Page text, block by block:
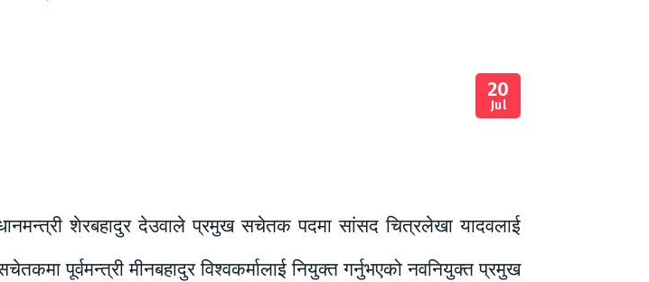
20
Jul
शेरबहादुर देउवाले प्रमुख सचेतक पदमा सांसद चित्रलेखा यादवलाई
पूर्वमन्त्री मीनबहादुर विश्वकर्मालाई नियुक्त गर्नुभएको नवनियुक्त प्रमुख